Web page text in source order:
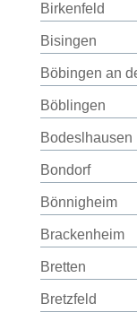
Birkenfeld
Bisingen
Böbingen an
Böblingen
Bodeslhausen
Bondorf
Bönnigheim
Brackenheim
Bretten
Bretzfeld